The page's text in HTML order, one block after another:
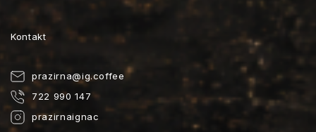
Kontakt
prazirna@ig.coffee
722 990 147
prazirnaignac